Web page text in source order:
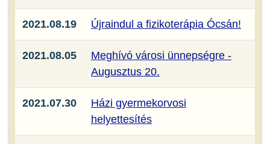
2021.08.19 Újraindul a fizikoterápia Ócsán!
2021.08.05
Meghívó városi ünnepségre -
Augusztus 20.
2021.07.30
Házi gyermekorvosi
helyettesítés